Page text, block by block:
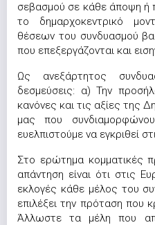
σεβασμού σε κάθε άποψη ή
το δημαρχοκεντρικό
θέσεων του συνδυασμού
που επεξεργάζονται και
Ως ανεξάρτητος
δεσμεύσεις: α) Την
κανόνες και τις αξίες της
μας που
ευελπιστούμε να εγκριθεί
Στο ερώτημα κομματικές
απάντηση είναι ότι στις
εκλογές κάθε μέλος του
επιλέξει την πρόταση που
Άλλωστε τα μέλη που